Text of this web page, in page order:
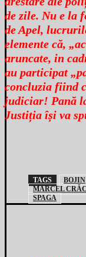
de zile. Nu e la
de Apel,
elemente că,
aruncate, in
au participat
concluzia fiind
judiciar! Pană
Justiția își va
TAGS BOJIN
MARCEL
SPAGA